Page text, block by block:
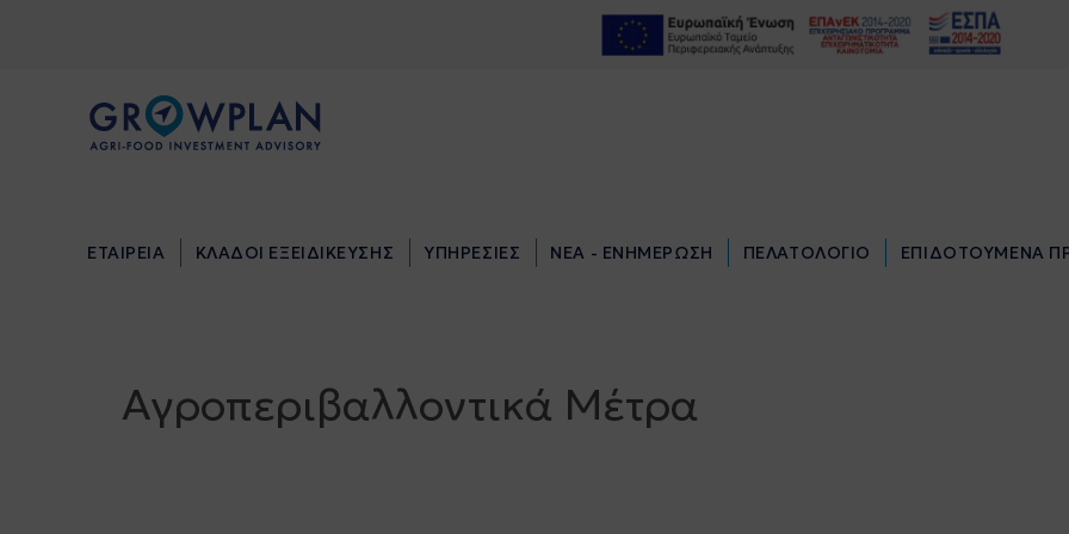
ΕΤΑΙΡΕΙΑ ΚΛΑΔΟΙ ΕΞΕΙΔΙΚΕΥΣΗΣ ΥΠΗΡΕΣΙΕΣ ΝΕΑ - ΕΝΗΜΕΡΩΣΗ ΠΕΛΑΤΟΛΟΓΙΟ ΕΠΙΔΟΤΟΥΜΕΝΑ
Αγροπεριβαλλοντικά Μέτρα